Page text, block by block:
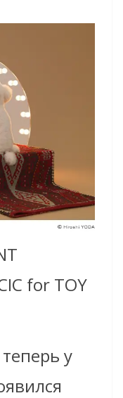
for TOY
у